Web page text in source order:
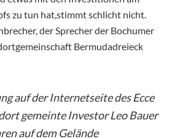
zu tun hat,stimmt schlicht nicht.
der Sprecher der Bochumer
Bermudadreieck
auf der Internetseite des Ecce
gemeinte Investor Leo Bauer
auf dem Gelände